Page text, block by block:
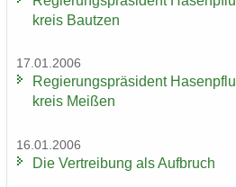
kreis Baut­zen
17.01.2006
Re­gie­rungs­prä­si­dent
kreis Mei­ßen
16.01.2006
Die Ver­trei­bung als Auf­bruch